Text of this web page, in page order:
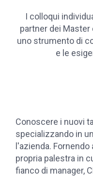
I colloqui
partner dei Master
uno strumento di
e le
Conoscere i nuovi
specializzando in
l'azienda.
propria palestra in
fianco di manager,